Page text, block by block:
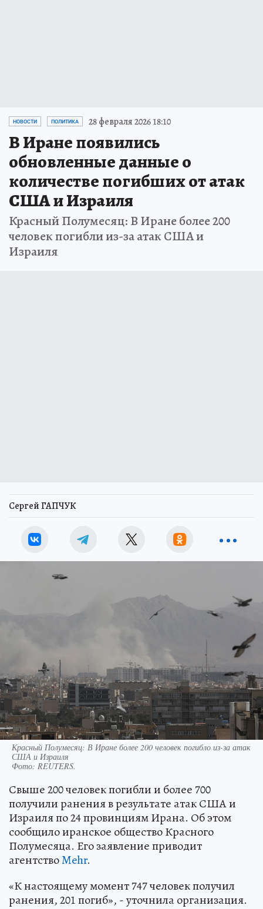
НОВОСТИ ПОЛИТИКА 28 февраля 2026 18:10
В Иране появились
обновленные данные о
количестве погибших от атак
США и Израиля
Красный Полумесяц: В Иране более 200
человек погибли из-за атак США и
Израиля
Сергей ГАПЧУК
Красный Полумесяц: В Иране более 200 человек погибло из-за атак
США и Израиля
Фото: REUTERS.
Свыше 200 человек погибли и более 700
получили ранения в результате атак США и
Израиля по 24 провинциям Ирана. Об этом
сообщило иранское общество Красного
Полумесяца. Его заявление приводит
агентствоMehr.
«К настоящему момент 747 человек получил
ранения, 201 погиб», - уточнила организация.